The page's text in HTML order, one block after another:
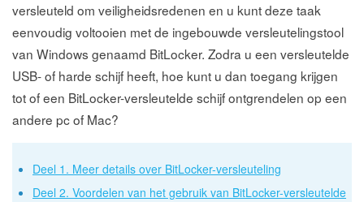
versleuteld om veiligheidsredenen en u kunt deze taak
eenvoudig voltooien met de ingebouwde versleutelingstool
van Windows genaamd BitLocker. Zodra u een versleutelde
USB- of harde schijf heeft, hoe kunt u dan toegang krijgen
tot of een BitLocker-versleutelde schijf ontgrendelen op een
andere pc of Mac?
Deel 1. Meer details over BitLocker-versleuteling
Deel 2. Voordelen van het gebruik van BitLocker-versleutelde